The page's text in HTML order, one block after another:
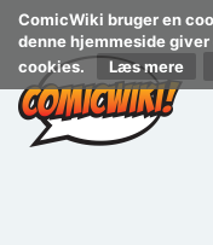
ComicWiki bruger en
denne hjemmeside
cookies.
Læs mere